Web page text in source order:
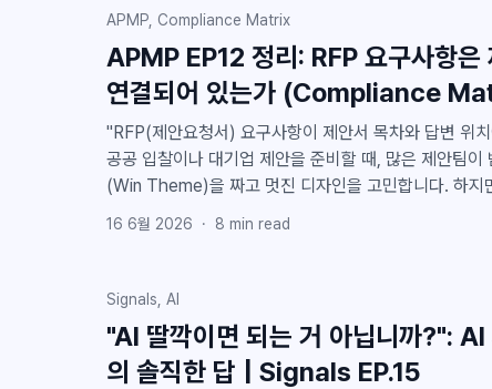
APMP, Compliance Matrix
APMP EP12 정리: RFP 요구사항은
연결되어 있는가 (Compliance
"RFP(제안요청서) 요구사항이 제안서 목차와 답변 위치에
공공 입찰이나 대기업 제안을 준비할 때, 많은 제안팀이
(Win Theme)을 짜고 멋진 디자인을 고민합니다. 하지만 수억, 수십억짜리 입찰에서 허무
하게 떨어지는 팀들을 보면 의외로 아주 기본적이고 치
높습니다. 글로벌 제안 표준(APMP)에서 강조하는 컴플라이언스 매트릭스(Compliance
Matrix)는 제안서를 다 쓰고 끼워 맞추는 체크리스트(
전에 뼈대부터 제대로 잡는 제안서의 설계도여야 합니다. 이번 글에서는 APMP EP12
정리한 컴플라이언스 매트릭스의 원칙을 한국 제안서 실
16 6월 2026 · 8 min read
Signals, AI
"AI 딸깍이면 되는 거 아닙니까?":
의 솔직한 답 | Signals EP.15